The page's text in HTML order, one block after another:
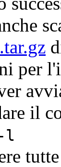
per
il
l